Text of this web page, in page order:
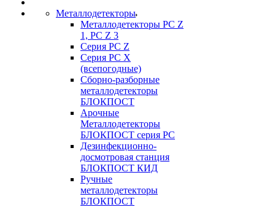
Металлодетекторы
Металлодетекторы РС Z
1, PC Z 3
Серия РС Z
Серия РС X
(всепогодные)
Сборно-разборные
металлодетекторы
БЛОКПОСТ
Арочные
Металлодетекторы
БЛОКПОСТ серия РС
Дезинфекционно-
досмотровая станция
БЛОКПОСТ КИД
Ручные
металлодетекторы
БЛОКПОСТ